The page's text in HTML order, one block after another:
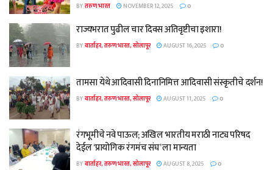
BYतरुण भारत NOVEMBER 12, 2025 0
राज्यभरात पुढील चार दिवस अतिवृष्टीचा इशारा!
BYवार्ताहर, तरुण भारत, सोलापूर AUGUST 16, 2025 0
तामसा येथे आदिवासी दिनानिमित्त आदिवासी संस्कृतीचे दर्शन!
BYवार्ताहर, तरुण भारत, सोलापूर AUGUST 11, 2025 0
रंगभूमीचे नवे पाऊल; अखिल भारतीय मराठी नाट्य परिषद
देईल ‘प्रायोगिक रंगमंच संघ’ ला मान्यता
BYवार्ताहर, तरुण भारत, सोलापूर AUGUST 8, 2025 0